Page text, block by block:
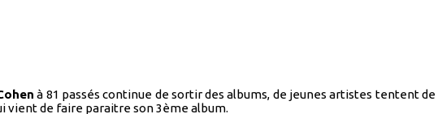
à 81 passés continue de sortir des albums, de jeunes artistes tentent de
vient de faire paraitre son 3ème album.